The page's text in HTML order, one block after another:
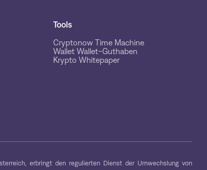
Tools
Cryptonow Time Machine
Wallet Wallet-Guthaben
Krypto Whitepaper
erbringt den regulierten Dienst der Umwechslung von